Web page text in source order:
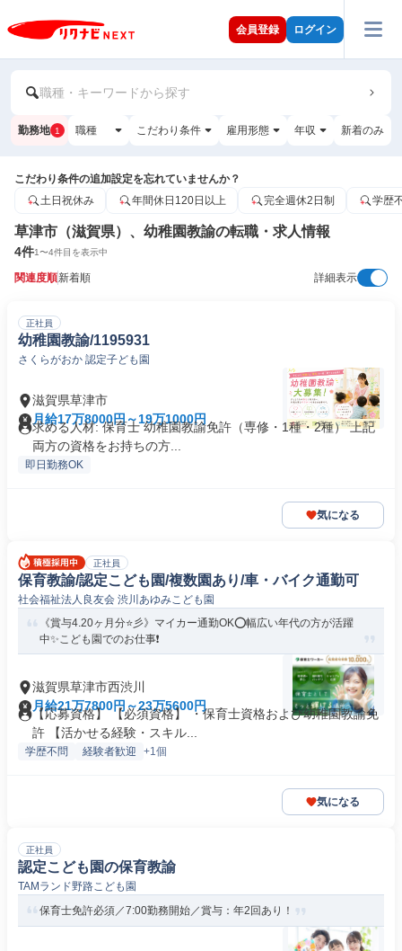
会員登録 ログイン
職種・キーワードから探す
勤務地 1 職種 こだわり条件 雇用形態 年収 新着のみ
こだわり条件の追加設定を忘れていませんか？
土日祝休み
年間休日120日以上 完全週休2日制 学歴
草津市（滋賀県）、幼稚園教諭の転職・求人情報
4件1〜4件目を表示中
関連度順新着順 詳細表示
正社員
幼稚園教諭/1195931
さくらがおか 認定子ども園
滋賀県草津市
月給17万8000円～19万1000円
求める人材: 保育士 幼稚園教諭免許（専修・1種・2種） 上記
両方の資格をお持ちの方...
即日勤務OK
気になる
正社員
保育教諭/認定こども園/複数園あり/車・バイク通勤可
社会福祉法人良友会 渋川あゆみこども園
《賞与4.20ヶ月分⭐彡》マイカー通勤OK⭕幅広い年代の方が活躍
中✨こども園でのお仕事❗️
滋賀県草津市西渋川
月給21万7800円～23万5600円
【応募資格】 【必須資格】 ・保育士資格および幼稚園教諭免
許 【活かせる経験・スキル...
学歴不問 経験者歓迎 +1個
気になる
正社員
認定こども園の保育教諭
TAMランド野路こども園
保育士免許必須／7:00勤務開始／賞与：年2回あり！